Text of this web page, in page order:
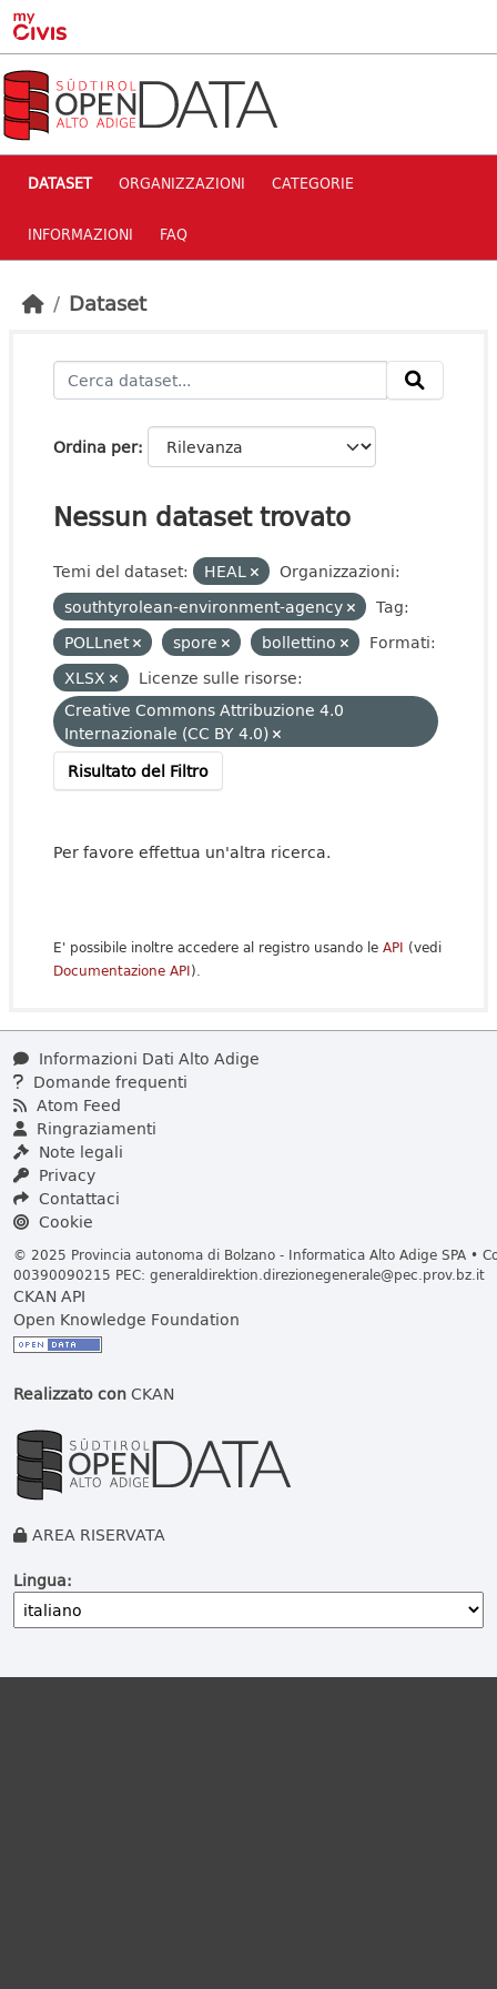
Skip to main content
DATASET ORGANIZZAZIONI CATEGORIE
INFORMAZIONI FAQ
Dataset
Ordina per
Nessun dataset trovato
Temi del dataset: HEAL
Organizzazioni:
southtyrolean-environment-agency
Tag:
POLLnet
spore bollettino
Formati:
XLSX
Licenze sulle risorse:
Creative Commons Attribuzione 4.0
Internazionale (CC BY 4.0)
Risultato del Filtro
Per favore effettua un'altra ricerca.
E' possibile inoltre accedere al registro usando le API (vedi
Documentazione API).
Informazioni Dati Alto Adige
Domande frequenti
Atom Feed
Ringraziamenti
Note legali
Privacy
Contattaci
Cookie
© 2025 Provincia autonoma di Bolzano - Informatica Alto Adige SPA •
00390090215 PEC: generaldirektion.direzionegenerale@pec.prov.bz.it
CKAN API
Open Knowledge Foundation
Realizzato conCKAN
AREA RISERVATA
Lingua